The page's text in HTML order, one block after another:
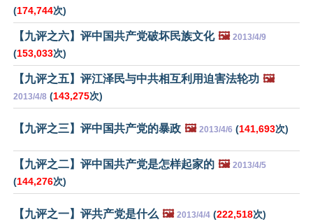
(174,744次)
【九评之六】评中国共产党破坏民族文化 🖼️ 2013/4/9
(153,033次)
【九评之五】评江泽民与中共相互利用迫害法轮功 🖼️
2013/4/8 (143,275次)
【九评之三】评中国共产党的暴政 🖼️ 2013/4/6 (141,693次)
【九评之二】评中国共产党是怎样起家的 🖼️ 2013/4/5
(144,276次)
【九评之一】评共产党是什么 🖼️ 2013/4/4 (222,518次)